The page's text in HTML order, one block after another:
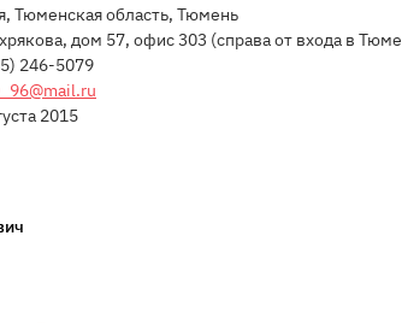
Тюменская область, Тюмень
дом 57, офис 303 (справа от входа в
246-5079
2015